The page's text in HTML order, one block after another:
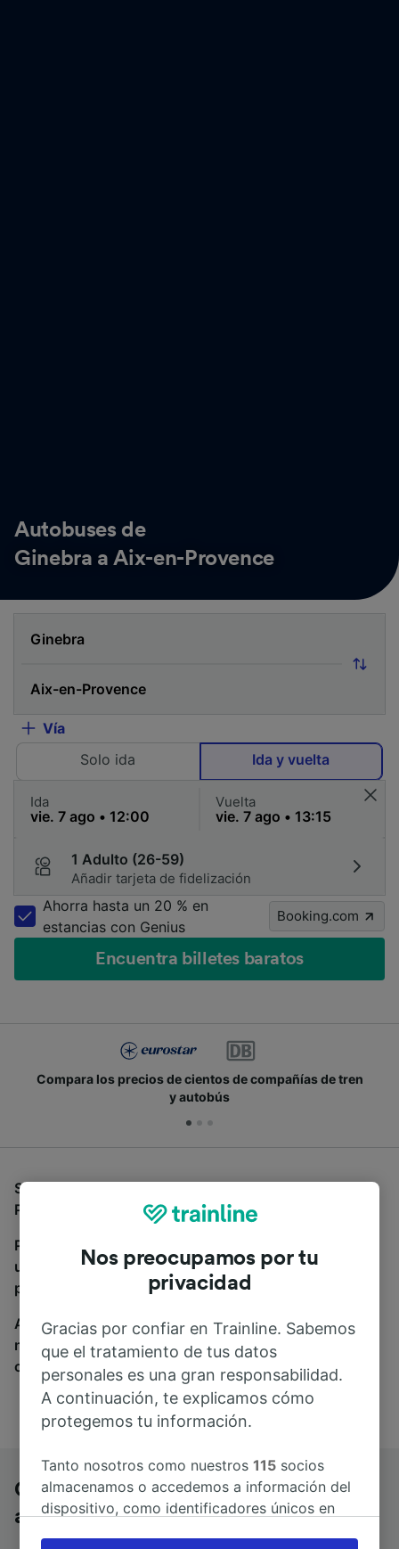
Autobuses de
Ginebra a Aix-en-Provence
Vía
Solo ida
Ida y vuelta
Ida Vuelta
1 Adulto (26-59)
Añadir tarjeta de fidelización
Ahorra hasta un 20 % en
estancias con Genius
Booking.com
Encuentra billetes baratos
Compara los precios de cientos de compañías de tren
y autobús
Si estás buscando autobuses de Ginebra a Aix-en-
Provence, estás en el sitio adecuado.
Para encontrar billetes de autobús, simplemente haz
una búsqueda y nosotros compararemos horarios y
precios tanto de tren como de autobús.
A donde quiera que vayas, tu viaje empieza con
nosotros. Encuentra billetes de más de 170
compañías de tren y autobús.
Ginebra a Aix-en-Provence en
autobús
Nos preocupamos por tu
privacidad
Gracias por confiar en Trainline. Sabemos
que el tratamiento de tus datos
personales es una gran responsabilidad.
A continuación, te explicamos cómo
protegemos tu información.
Tanto nosotros como nuestros115 socios
almacenamos o accedemos a información del
dispositivo, como identificadores únicos en